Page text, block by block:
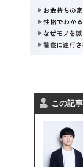
この記